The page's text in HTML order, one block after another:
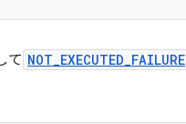
て NOT_EXECUTED_FAILURE